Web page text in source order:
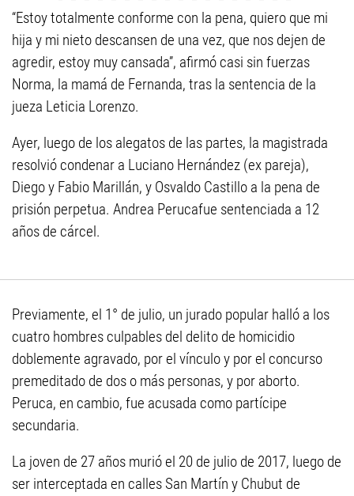
“Estoy totalmente conforme con la pena, quiero que mi
hija y mi nieto descansen de una vez, que nos dejen de
agredir, estoy muy cansada”, afirmó casi sin fuerzas
Norma, la mamá de Fernanda, tras la sentencia de la
jueza Leticia Lorenzo.
Ayer, luego de los alegatos de las partes, la magistrada
resolvió condenar a Luciano Hernández (ex pareja),
Diego y Fabio Marillán, y Osvaldo Castillo a la pena de
prisión perpetua. Andrea Perucafue sentenciada a 12
años de cárcel.
Previamente, el 1° de julio, un jurado popular halló a los
cuatro hombres culpables del delito de homicidio
doblemente agravado, por el vínculo y por el concurso
premeditado de dos o más personas, y por aborto.
Peruca, en cambio, fue acusada como partícipe
secundaria.
La joven de 27 años murió el 20 de julio de 2017, luego de
ser interceptada en calles San Martín y Chubut de